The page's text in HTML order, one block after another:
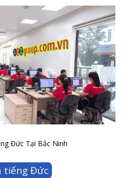
Đức Tại Bắc Ninh
tiếng Đức